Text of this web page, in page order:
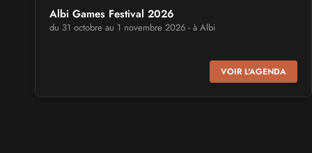
Albi Games Festival 2026
du 31 octobre au 1 novembre 2026 - à Albi
Virtual Calais - salon du jeu vidéo et des loisirs
numériques 2026
VOIR L'AGENDA